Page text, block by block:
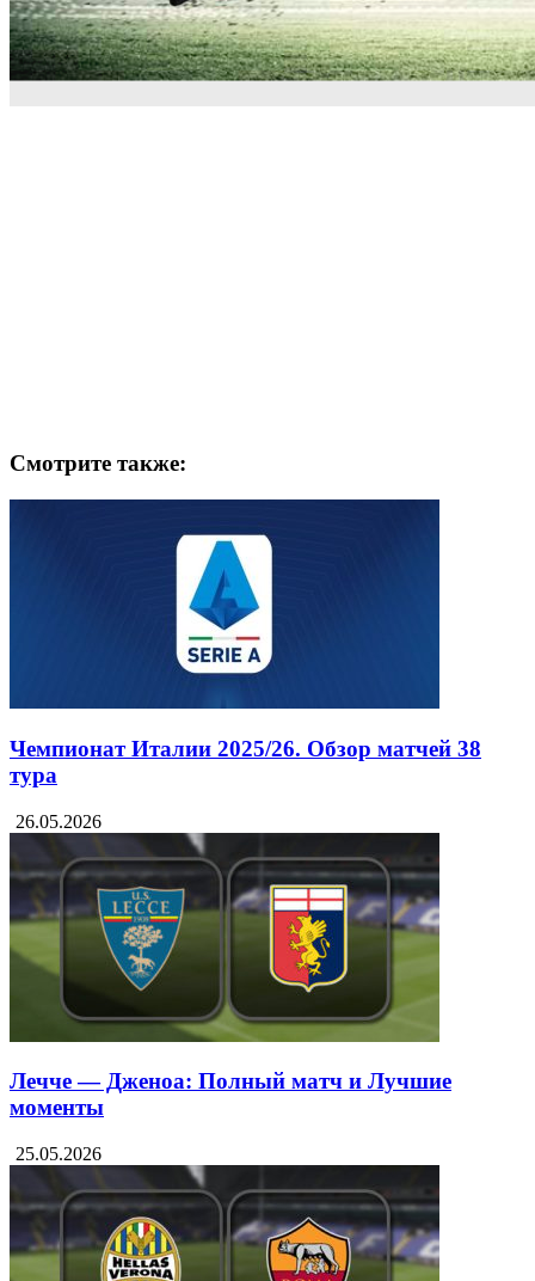
Смотрите также:
Чемпионат Италии 2025/26. Обзор матчей 38
тура
26.05.2026
Лечче — Дженоа: Полный матч и Лучшие
моменты
25.05.2026